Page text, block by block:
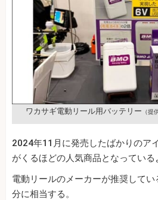
ワカサギ電動リール用バッテリー （提
2024年11月に発売したばかりのア
がくるほどの人気商品となっている
電動リールのメーカーが推奨して
分に相当する。